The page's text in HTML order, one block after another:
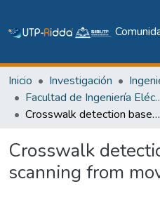
Inicio Investigación
Facultad de
Crosswalk detection based on laser scanning from moving vehicle
Crosswalk
scanning from